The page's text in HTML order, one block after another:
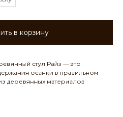
в корзину
стул Райз — это
осанки в правильном
деревянных материалов